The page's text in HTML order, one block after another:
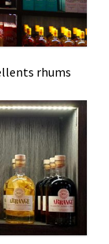
rhums